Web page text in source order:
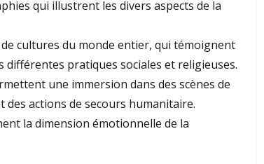
qui illustrent les divers aspects de la
cultures du monde entier, qui témoignent
différentes pratiques sociales et religieuses.
une immersion dans des scènes de
des actions de secours humanitaire.
la dimension émotionnelle de la